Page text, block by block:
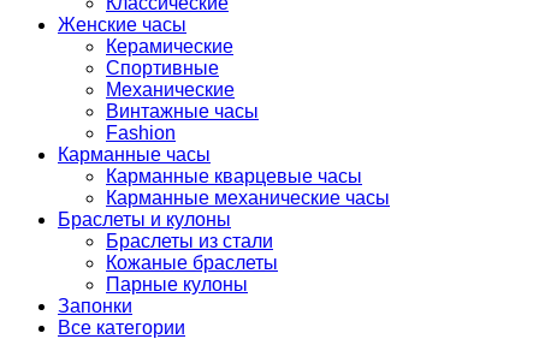
Женские часы
Керамические
Спортивные
Механические
Винтажные часы
Fashion
Карманные часы
Карманные кварцевые часы
Карманные механические часы
Браслеты и кулоны
Браслеты из стали
Кожаные браслеты
Парные кулоны
Запонки
Все категории